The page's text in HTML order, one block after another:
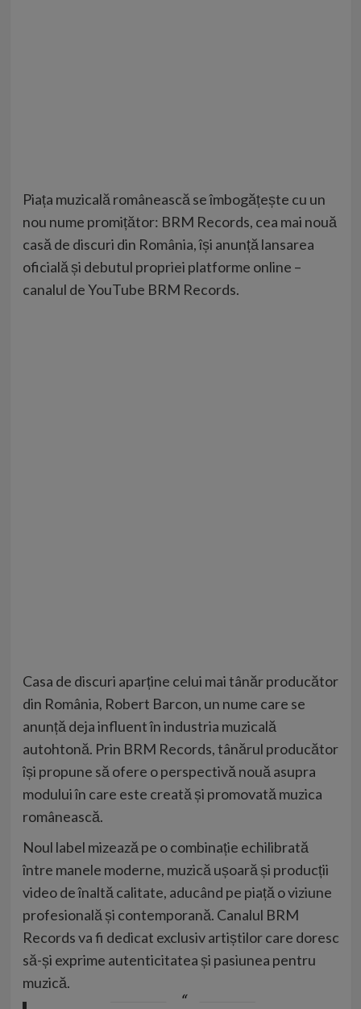
Piața muzicală românească se îmbogățește cu un
nou nume promițător: BRM Records, cea mai nouă
casă de discuri din România, își anunță lansarea
oficială și debutul propriei platforme online –
canalul de YouTube BRM Records.
Casa de discuri aparține celui mai tânăr producător
din România, Robert Barcon, un nume care se
anunță deja influent în industria muzicală
autohtonă. Prin BRM Records, tânărul producător
își propune să ofere o perspectivă nouă asupra
modului în care este creată și promovată muzica
românească.
Noul label mizează pe o combinație echilibrată
între manele moderne, muzică ușoară și producții
video de înaltă calitate, aducând pe piață o viziune
profesională și contemporană. Canalul BRM
Records va fi dedicat exclusiv artiștilor care doresc
să-și exprime autenticitatea și pasiunea pentru
muzică.